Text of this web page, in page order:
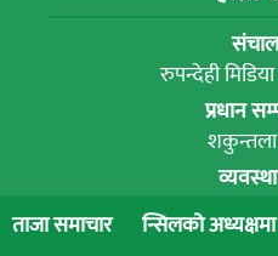
ताजा समाचार
अध्यक्षमा प्रजापति र
रुपन्देही
प्रधान
गोकर्ण